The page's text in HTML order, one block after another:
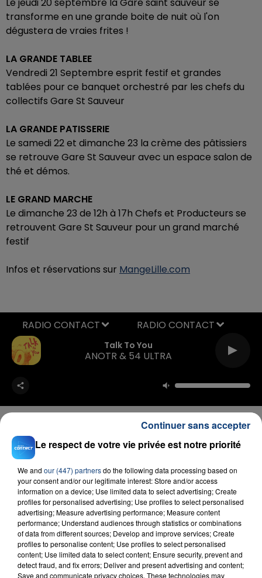
transforme en une grande boite de nuit où l'on
dégustera de vraies frites !
LA GRANDE TABLEE
Vendredi 21 Septembre esprit festif et grandes
tablées pour ce banquet orchestré par les chefs du
collectifs Gare St Sauveur
LA GRANDE PATISSERIE
Le samedi 22 et dimanche 23 la crème des pâtissiers
se retrouve Gare St Sauveur avec un espace salon de
thé et démos.
LE GRAND MARCHE
Le dimanche 23 de 12h à 17h Chefs et Producteurs se
retrouvent Gare St Sauveur pour un grand marché
festif
Infos et réservations sur MangeLille.com
Talk To You
ANOTR & 54 ULTRA
RADIO CONTACT
FIL D'ACTU
Le respect de votre vie privée est notre priorité
We and our (447) partnersdo the following data processing based on
your consent and/or our legitimate interest: Store and/or access
information on a device; Use limited data to select advertising; Create
profiles for personalised advertising; Use profiles to select personalised
advertising; Measure advertising performance; Measure content
performance; Understand audiences through statistics or combinations
of data from different sources; Develop and improve services; Create
profiles to personalise content; Use profiles to select personalised
content; Use limited data to select content; Ensure security, prevent and
detect fraud, and fix errors; Deliver and present advertising and content;
Save and communicate privacy choices. These technologies may
Continuer sans accepter